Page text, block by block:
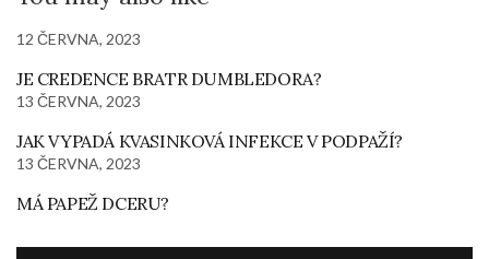
12 ČERVNA, 2023
JE CREDENCE BRATR DUMBLEDORA?
13 ČERVNA, 2023
JAK VYPADÁ KVASINKOVÁ INFEKCE V PODPAŽÍ?
13 ČERVNA, 2023
MÁ PAPEŽ DCERU?